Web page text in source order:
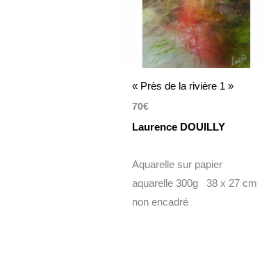
« Près de la rivière 1 »
70€
Laurence DOUILLY
Aquarelle sur papier
aquarelle 300g 38 x 27 cm
non encadré